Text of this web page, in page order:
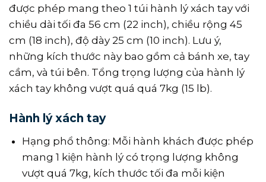
được phép mang theo 1 túi hành lý xách tay với
chiều dài tối đa 56 cm (22 inch), chiều rộng 45
cm (18 inch), độ dày 25 cm (10 inch). Lưu ý,
những kích thước này bao gồm cả bánh xe, tay
cầm, và túi bên. Tổng trọng lượng của hành lý
xách tay không vượt quá quá 7kg (15 lb).
Hành lý xách tay
Hạng phổ thông: Mỗi hành khách được phép
mang 1 kiện hành lý có trọng lượng không
vượt quá 7kg, kích thước tối đa mỗi kiện